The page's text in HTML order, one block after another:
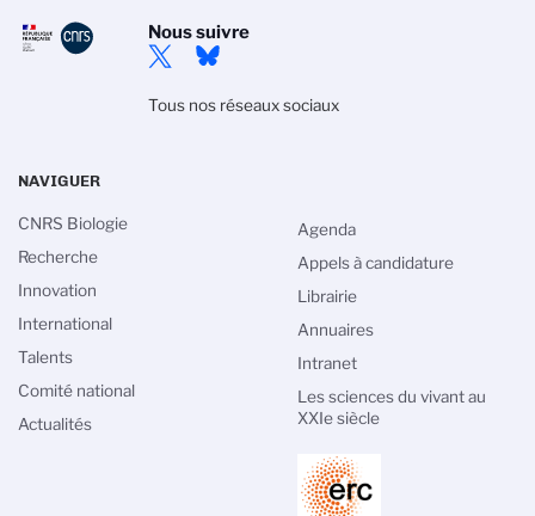
Nous suivre
Tous nos réseaux sociaux
NAVIGUER
CNRS Biologie
Recherche
Innovation
International
Talents
Comité national
Actualités
Agenda
Appels à candidature
Librairie
Annuaires
Intranet
Les sciences du vivant au
XXIe siècle